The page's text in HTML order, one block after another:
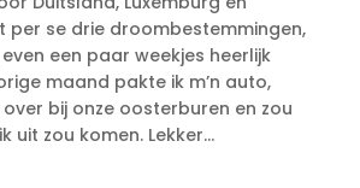
per se drie droombestemmingen,
een paar weekjes heerlijk
maand pakte ik m’n auto,
bij onze oosterburen en zou
uit zou komen. Lekker...